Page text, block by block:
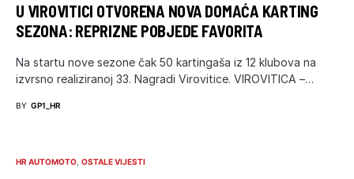
U VIROVITICI OTVORENA NOVA DOMAĆA KARTING
SEZONA: REPRIZNE POBJEDE FAVORITA
Na startu nove sezone čak 50 kartingaša iz 12 klubova na
izvrsno realiziranoj 33. Nagradi Virovitice. VIROVITICA –…
BY GP1_HR
HR AUTOMOTO OSTALE VIJESTI